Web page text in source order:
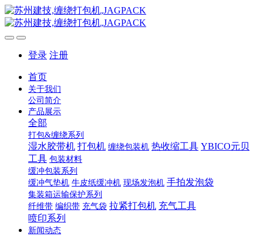
登录 注册
首页
关于我们
公司简介
产品展示
全部
打包&缠绕系列
湿水胶带机 打包机 缠绕包装机 热收缩工具 YBICO元贝
工具 包装材料
缓冲包装系列
缓冲气垫机 牛皮纸缓冲机 现场发泡机 手拍发泡袋
集装箱运输保护系列
纤维带 编织带 充气袋 拉紧打包机 充气工具
喷印系列
新闻动态